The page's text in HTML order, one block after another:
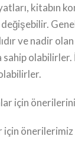
kitabın
ve nadir
için
önerilerimiz